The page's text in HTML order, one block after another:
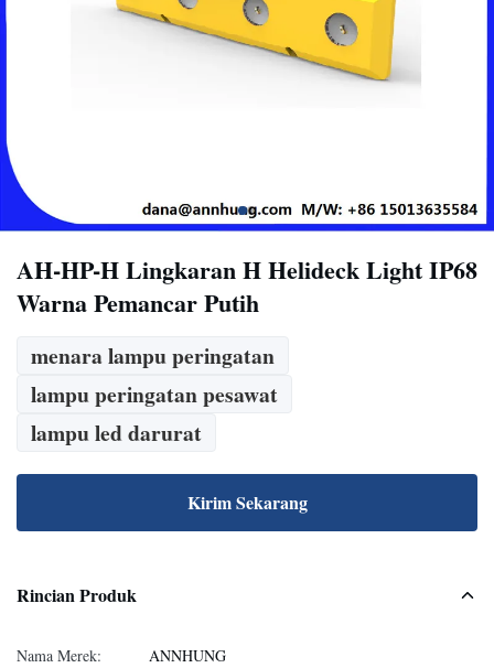
AH-HP-H Lingkaran H Helideck Light IP68
Warna Pemancar Putih
menara lampu peringatan
lampu peringatan pesawat
lampu led darurat
Kirim Sekarang
Rincian Produk
Nama Merek:
ANNHUNG